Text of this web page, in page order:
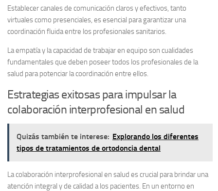
Establecer canales de comunicación claros y efectivos, tanto
virtuales como presenciales, es esencial para garantizar una
coordinación fluida entre los profesionales sanitarios.
La empatía y la capacidad de trabajar en equipo son cualidades
fundamentales que deben poseer todos los profesionales de la
salud para potenciar la coordinación entre ellos.
Estrategias exitosas para impulsar la
colaboración interprofesional en salud
Quizás también te interese: Explorando los diferentes
tipos de tratamientos de ortodoncia dental
La colaboración interprofesional en salud es crucial para brindar una
atención integral y de calidad a los pacientes. En un entorno en